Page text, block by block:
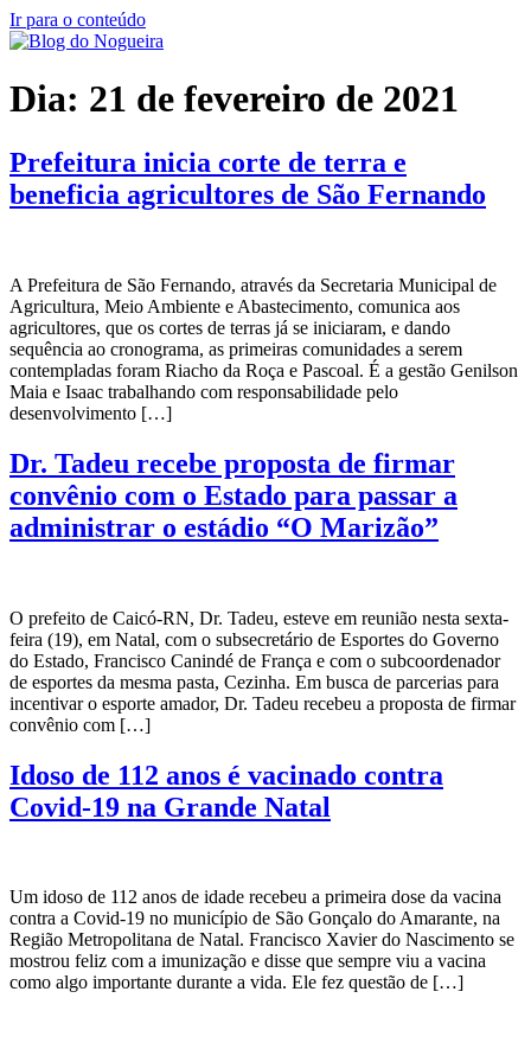
Ir para o conteúdo
Dia: 21 de fevereiro de 2021
Prefeitura inicia corte de terra e
beneficia agricultores de São Fernando
A Prefeitura de São Fernando, através da Secretaria Municipal de
Agricultura, Meio Ambiente e Abastecimento, comunica aos
agricultores, que os cortes de terras já se iniciaram, e dando
sequência ao cronograma, as primeiras comunidades a serem
contempladas foram Riacho da Roça e Pascoal. É a gestão Genilson
Maia e Isaac trabalhando com responsabilidade pelo
desenvolvimento […]
Dr. Tadeu recebe proposta de firmar
convênio com o Estado para passar a
administrar o estádio “O Marizão”
O prefeito de Caicó-RN, Dr. Tadeu, esteve em reunião nesta sexta-
feira (19), em Natal, com o subsecretário de Esportes do Governo
do Estado, Francisco Canindé de França e com o subcoordenador
de esportes da mesma pasta, Cezinha. Em busca de parcerias para
incentivar o esporte amador, Dr. Tadeu recebeu a proposta de firmar
convênio com […]
Idoso de 112 anos é vacinado contra
Covid-19 na Grande Natal
Um idoso de 112 anos de idade recebeu a primeira dose da vacina
contra a Covid-19 no município de São Gonçalo do Amarante, na
Região Metropolitana de Natal. Francisco Xavier do Nascimento se
mostrou feliz com a imunização e disse que sempre viu a vacina
como algo importante durante a vida. Ele fez questão de […]